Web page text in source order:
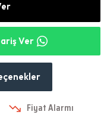
Ver
Fiyat Alarmı